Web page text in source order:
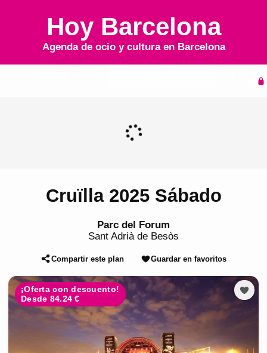
Hoy Barcelona
Agenda de ocio y cultura en Barcelona
Cruïlla 2025 Sábado
Parc del Forum
Sant Adrià de Besòs
Compartir este plan Guardar en favoritos
¡Oferta con descuento!
Desde 84.24 €